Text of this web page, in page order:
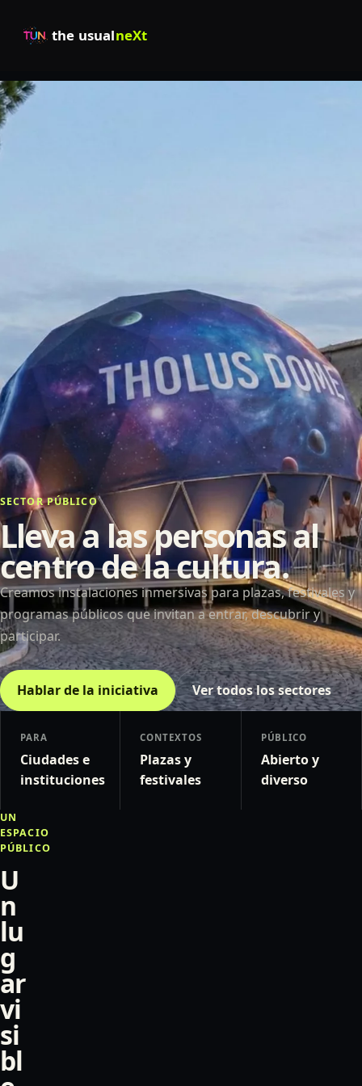
the usualneXt
SECTOR PÚBLICO
Lleva a las personas al
centro de la cultura.
Creamos instalaciones inmersivas para plazas, festivales y
programas públicos que invitan a entrar, descubrir y
participar.
Hablar de la iniciativa Ver todos los sectores
PARA
Ciudades e
instituciones
CONTEXTOS
Plazas y
festivales
PÚBLICO
Abierto y
diverso
UN
ESPACIO
PÚBLICO
U
n
lu
g
ar
vi
si
bl